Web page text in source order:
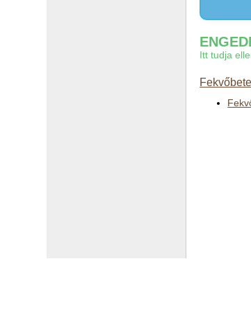
Itt tudja